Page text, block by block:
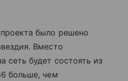
было решено
Вместо
сеть будет состоять из
больше, чем